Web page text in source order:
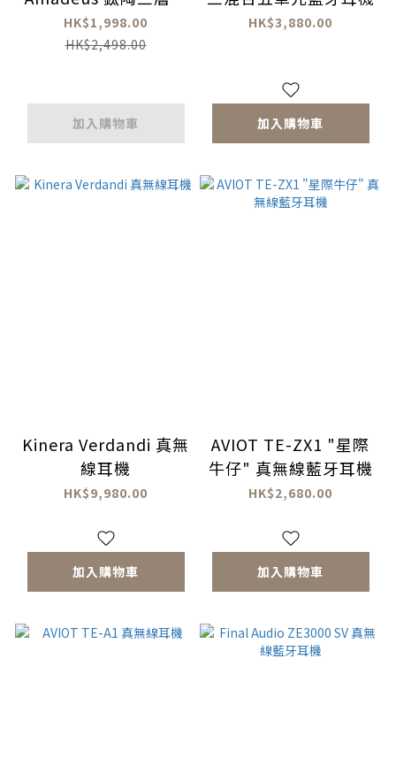
合動圈真無線藍牙耳機
HK$1,998.00
HK$2,498.00
加入購物車
HK$3,880.00
加入購物車
Kinera Verdandi 真無
線耳機
HK$9,980.00
加入購物車
AVIOT TE-ZX1 "星際
牛仔" 真無線藍牙耳機
HK$2,680.00
加入購物車